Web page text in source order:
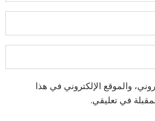
والموقع الإلكتروني في هذا
في تعليقي.